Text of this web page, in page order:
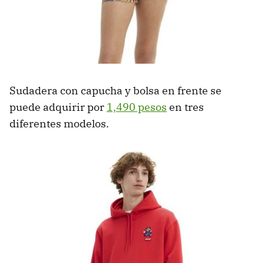
Sudadera con capucha y bolsa en frente se
puede adquirir por 1,490 pesos en tres
diferentes modelos.